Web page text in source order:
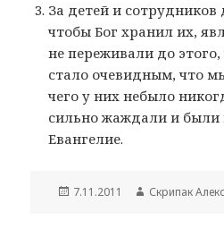
За детей и сотрудников
чтобы Бог хранил их,
не переживали до
стало очевидным, что
чего у них небыло
сильно жаждали и были
Евангелие.
Опубліковано
7.11.2011 Автор
Скрипак